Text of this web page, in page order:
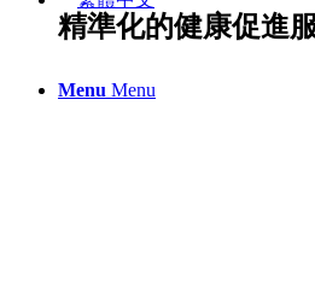
Menu Menu
精準化的健康促進